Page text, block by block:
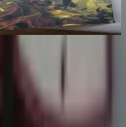
pour tous les